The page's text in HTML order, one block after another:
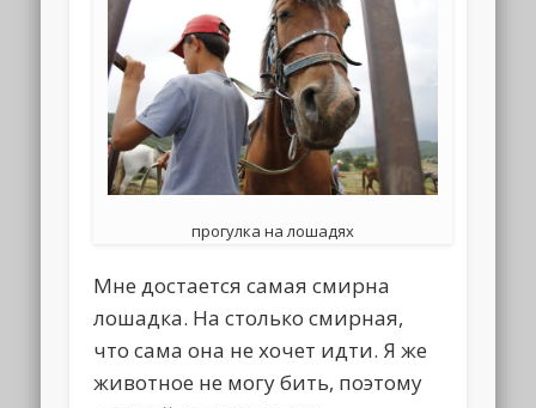
прогулка на лошадях
Мне достается самая смирна
лошадка. На столько смирная,
что сама она не хочет идти. Я же
животное не могу бить, поэтому